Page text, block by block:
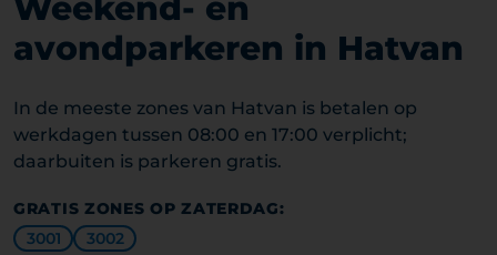
Weekend- en
avondparkeren in Hatvan
In de meeste zones van Hatvan is betalen op
werkdagen tussen 08:00 en 17:00 verplicht;
daarbuiten is parkeren gratis.
GRATIS ZONES OP ZATERDAG:
3001
3002